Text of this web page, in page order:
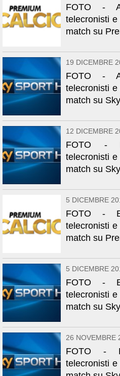
FOTO -
telecronisti
match su
19 DICEMBRE
FOTO -
telecronisti
match su
12 DICEMBRE
FOTO -
telecronisti
match su
5 DICEMBRE
FOTO -
telecronisti
match su
5 DICEMBRE
FOTO -
telecronisti
match su
26 NOVEMBRE
FOTO -
telecronisti